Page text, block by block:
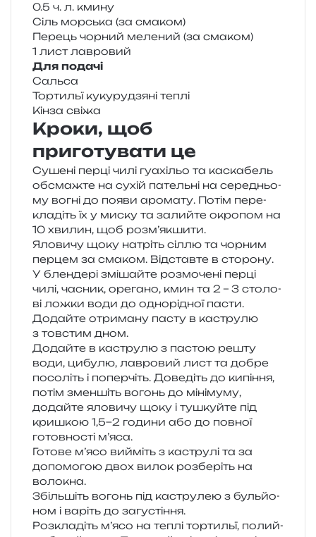
0.5 ч. л. кмину
Сіль мор­ська (за смаком)
Перець чор­ний меле­ний (за смаком)
1 лист лавровий
Для пода­чі
Сальса
Тортильї куку­ру­дзя­ні теплі
Кінза свіжа
Кроки, щоб
приготувати це
Сушені перці чилі гуа­хі­льо та каска­бель
обсмаж­те на сухій патель­ні на сере­дньо­
му вогні до появи аро­ма­ту. Потім пере­
кла­діть їх у миску та залий­те окро­пом на
10 хви­лин, щоб розм’якшити.
Яловичу щоку натріть сіллю та чор­ним
пер­цем за сма­ком. Відставте в сторону.
У блен­де­рі змі­шай­те роз­мо­че­ні перці
чилі, часник, оре­га­но, кмин та 2 – 3 сто­ло­
ві ложки води до одно­рі­дної пасти.
Додайте отри­ма­ну пасту в кастру­лю
з тов­стим дном.
Додайте в кастру­лю з пастою решту
води, цибу­лю, лав­ро­вий лист та добре
посо­літь і попер­чіть. Доведіть до кипі­н­ня,
потім змен­шіть вогонь до міні­му­му,
додай­те яло­ви­чу щоку і тушкуй­те під
кри­шкою 1,5−2 годи­ни або до пов­ної
готов­но­сті м’яса.
Готове м’ясо вийміть з кастру­лі та за
допо­мо­гою двох вилок роз­бе­ріть на
волокна.
Збільшіть вогонь під кастру­лею з буль­йо­
ном і варіть до загустіння.
Розкладіть м’ясо на теплі тор­ти­льї, полий­